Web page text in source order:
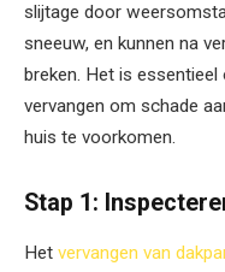
slijtage door
sneeuw, en kunnen na
breken. Het is
vervangen om schade
huis te voorkomen.
Stap 1:
Het vervangen van